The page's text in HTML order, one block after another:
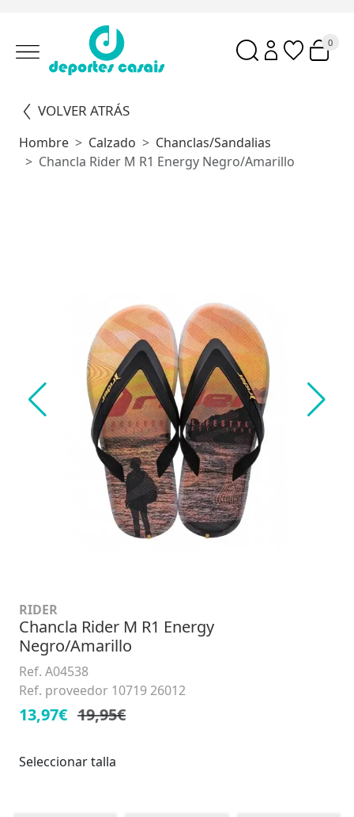
0
VOLVER ATRÁS
Hombre Calzado
Chanclas/sandalias
Chancla Rider M R1 Energy Negro/Amarillo
RIDER
Chancla Rider M R1 Energy
Negro/Amarillo
Ref. A04538
Ref. proveedor 10719 26012
13,97€ 19,95€
Seleccionar talla